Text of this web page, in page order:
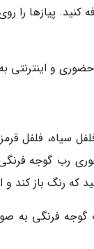
پیازها را
و اینترنتی
سیاه، فلفل قرمز
رب گوجه
رنگ باز کند و
گوجه فرنگی به